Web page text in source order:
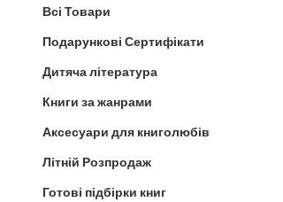
Всі Товари
Подарункові Сертифікати
Дитяча література
Книги за жанрами
Аксесуари для книголюбів
Літній Розпродаж
Готові підбірки книг